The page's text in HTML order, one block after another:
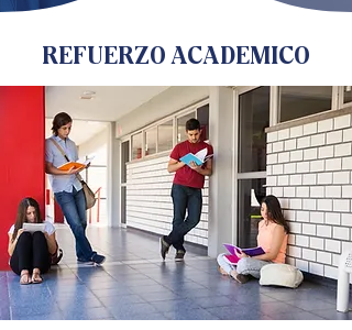
REFUERZO ACADEMICO